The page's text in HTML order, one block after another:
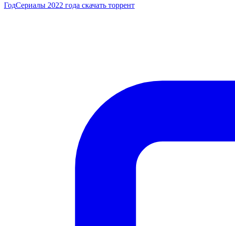
ГодСериалы 2022 года скачать торрент